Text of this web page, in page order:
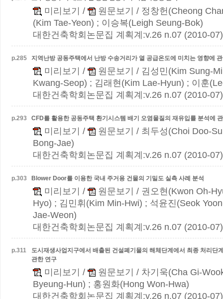
미리보기 / 원문보기
/ 정창헌(Cheong
(Kim Tae-Yeon) ; 이승복(Leigh Seung-Bok)
대한건축학회논문집 계획계:v.26 n.07 (2010-07)
p.285 지역난방 공동주택에서 난방 수송거리가 열 공급온도에 미치는 영향에
미리보기 / 원문보기
/ 김성민(Kim Sung-
Kwang-Seop) ; 김래현(Kim Lae-Hyun) ; 이훈
대한건축학회논문집 계획계:v.26 n.07 (2010-07)
p.293 CFD를 활용한 공동주택 환기시스템 배기 오염물질의 재유입률 분석에
미리보기 / 원문보기
/ 최두성(Choi Doo-
Bong-Jae)
대한건축학회논문집 계획계:v.26 n.07 (2010-07)
p.303 Blower Door를 이용한 국내 주거용 건물의 기밀도 실측 사례 분석
미리보기 / 원문보기
/ 권오현(Kwon Oh-
Hyo) ; 김민휘(Kim Min-Hwi) ; 석윤진(Seok
Jae-Weon)
대한건축학회논문집 계획계:v.26 n.07 (2010-07)
p.311
도시재생사업지구에서 배출된 건설폐기물의 해체단계에서 최종 처리단
관한 연구
미리보기 / 원문보기
/ 차기욱(Cha Gi-
Byeung-Hun) ; 홍원화(Hong Won-Hwa)
대한건축학회논문집 계획계:v.26 n.07 (2010-07)